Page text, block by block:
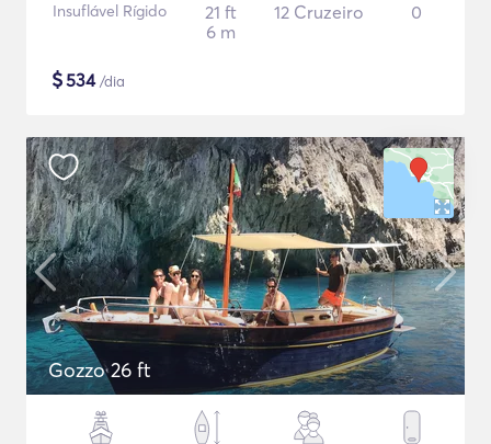
Insuflável Rígido
21 ft
6 m
12 Cruzeiro 0
$534/dia
Gozzo 26 ft